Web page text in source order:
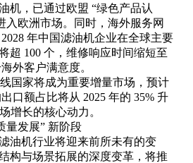
机，已通过欧盟 “绿色产品认
入欧洲市场。同时，海外服务网
年中国滤油机企业在全球主要
超 100 个，维修响应时间缩短至
外客户满意度。
国家将成为重要增量市场，预计
口额占比将从 2025 年的 35% 升
增长的核心动力。
量发展” 新阶段
油机行业将迎来前所未有的变
构与场景拓展的深度变革，将推